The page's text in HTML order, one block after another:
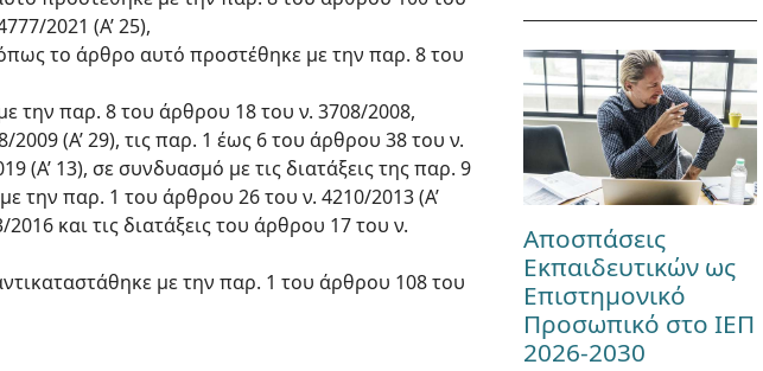
2021 (Α’ 25),
το άρθρο αυτό προστέθηκε με την παρ. 8 του
την παρ. 8 του άρθρου 18 του ν. 3708/2008,
(Α’ 29), τις παρ. 1 έως 6 του άρθρου 38 του ν.
(Α’ 13), σε συνδυασμό με τις διατάξεις της παρ. 9
την παρ. 1 του άρθρου 26 του ν. 4210/2013 (Α’
και τις διατάξεις του άρθρου 17 του ν.
με την παρ. 1 του άρθρου 108 του
Αποσπάσεις
Εκπαιδευτικών ως
Επιστημονικό
Προσωπικό στο ΙΕΠ
2026-2030